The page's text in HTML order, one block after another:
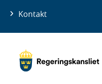
Kontakt